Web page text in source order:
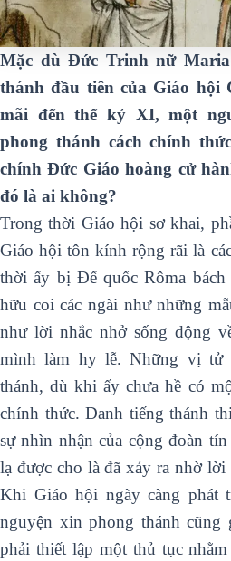
Mặc dù Đức Trinh nữ
thánh đầu tiên của Giáo hội
mãi đến thế kỷ XI, một
phong thánh cách chính
chính Đức Giáo hoàng cử
đó là ai không?
Trong thời Giáo hội sơ khai,
Giáo hội tôn kính rộng rãi là
thời ấy bị Đế quốc Rôma
hữu coi các ngài như những
như lời nhắc nhở sống động
mình làm hy lễ. Những vị tử
thánh, dù khi ấy chưa hề có
chính thức. Danh tiếng thánh
sự nhìn nhận của cộng đoàn
lạ được cho là đã xảy ra nhờ lời
Khi Giáo hội ngày càng phát
nguyện xin phong thánh cũng
phải thiết lập một thủ tục